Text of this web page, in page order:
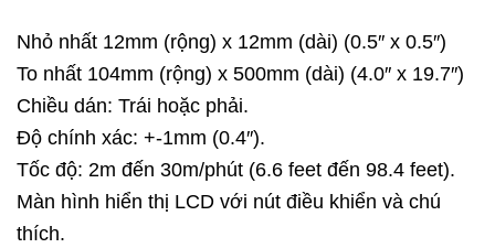
Nhỏ nhất 12mm (rộng) x 12mm (dài) (0.5″ x 0.5″)
To nhất 104mm (rộng) x 500mm (dài) (4.0″ x 19.7″)
Chiều dán: Trái hoặc phải.
Độ chính xác: +-1mm (0.4″).
Tốc độ: 2m đến 30m/phút (6.6 feet đến 98.4 feet).
Màn hình hiển thị LCD với nút điều khiển và chú
thích.